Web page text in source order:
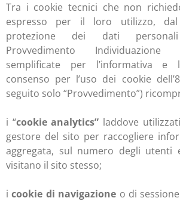
Tra i cookie tecnici che non
espresso per il loro utilizzo,
protezione dei dati
Provvedimento
semplificate per l’informativa e
consenso per l’uso dei cookie
seguito solo “Provvedimento”)
i “cookie analytics” laddove
gestore del sito per raccogliere
aggregata, sul numero degli utenti
visitano il sito stesso;
icookie di navigazione o di